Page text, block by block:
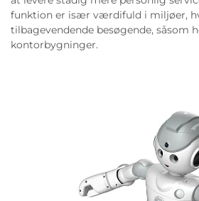
funktion er især værdifuld i miljøer,
tilbagevendende besøgende, såsom
kontorbygninger.